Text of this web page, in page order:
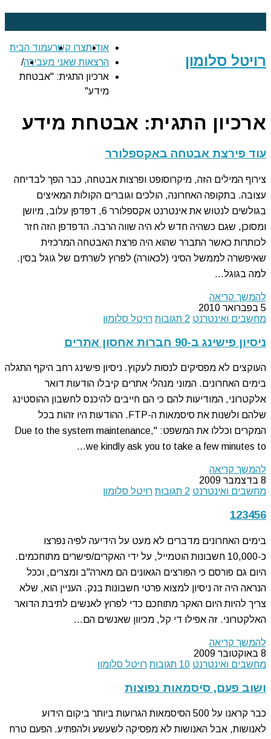
רויטל סלומון
אודותצרו קשר
הרצאות שאני מעבירה
עמוד הבית
/
ארכיון התגית: "אבטחת
מידע"
ארכיון התגית: אבטחת מידע
עוד פירצת אבטחה באקספלורר
צירוף המילים הזה, מיקרוסופט ופרצות אבטחה, כבר הפך לבדיחה
עצובה. בתקופה האחרונה, הולכים וגוברים הקולות המאיצים
בגולשים לנטוש את אינטרנט אקספלורר 6, דפדפן עלוב, מיושן
ומסוכן, שגם כשהיה חדש לא היה שווה הרבה. הדפדפן הזה חזר
לכותרות כאשר התברר שהוא היה פרצת האבטחה המרכזית
שאיפשרה לממשל הסיני (לכאורה) לפרוץ לשרתים של גוגל בסין.
למה בגוגל…
להמשך קריאה
5 בפברואר 2010
מחשבים ואינטרנט 2 תגובות רויטל סלומון
ניסיון פישינג ב-90 חברות אחסון אתרים
העוקצים לא מפסיקים לנסות לעקוץ. ניסיון פישינג רחב היקף התגלה
בימים האחרונים. המוני מנהלי אתרים קיבלו הודעות דואר
אלקטרוני, המודיעות להם כי הם חייבים להיכנס לחשבון ההוסטינג
שלהם ולשנות את סיסמאות ה-FTP. ההודעות היו זהות בכל
המקרים וכללו את המשפט: "Due to the system maintenance,
we kindly ask you to take a few minutes to…
להמשך קריאה
8 בדצמבר 2009
מחשבים ואינטרנט 2 תגובות רויטל סלומון
123456
בימים האחרונים מדברים לא מעט על הידיעה לפיה נפרצו
כ-10,000 חשבונות הוטמייל, על ידי האקרים/פישרים מתוחכמים.
היום גם פורסם כי הפורצים הגאונים הם מארה"ב ומצרים, וככל
הנראה היה זה ניסיון למצוא פרטי חשבונות בנק. העניין הוא, שלא
צריך להיות היום האקר מתוחכם כדי לפרוץ לאנשים לתיבת הדואר
האלקטרוני. זה אפילו די קל, מכיוון שאנשים הם…
להמשך קריאה
8 באוקטובר 2009
מחשבים ואינטרנט 10 תגובות רויטל סלומון
ושוב פעם, סיסמאות נפוצות
כבר קראנו על 500 הסיסמאות הגרועות ביותר ביקום הידוע
לאנושות, אבל האנושות לא מפסיקה לשעשע ולהפתיע. הפעם טרח